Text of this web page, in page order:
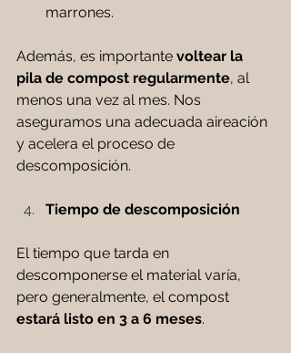
marrones.
Además, es importante voltear la
pila de compost regularmente, al
menos una vez al mes. Nos
aseguramos una adecuada aireación
y acelera el proceso de
descomposición.
Tiempo de descomposición
El tiempo que tarda en
descomponerse el material varía,
pero generalmente, el compost
estará listo en 3 a 6 meses.